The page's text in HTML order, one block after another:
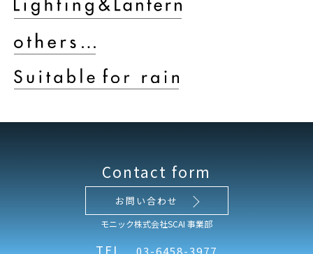
Contact form
お問い合わせ
モニック株式会社SCAI 事業部
TEL